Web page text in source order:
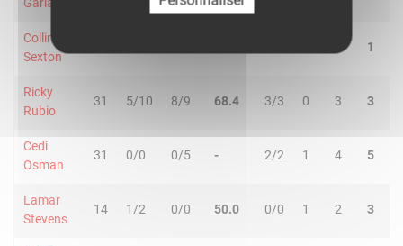
Collin
Sexton
1
Ricky
Rubio
31 5/10 8/9 68.4 3/3 0 3 3
Cedi
Osman
31 0/0 0/5 - 2/2 1 4 5
Lamar
Stevens
14 1/2 0/0 50.0 0/0 1 2 3